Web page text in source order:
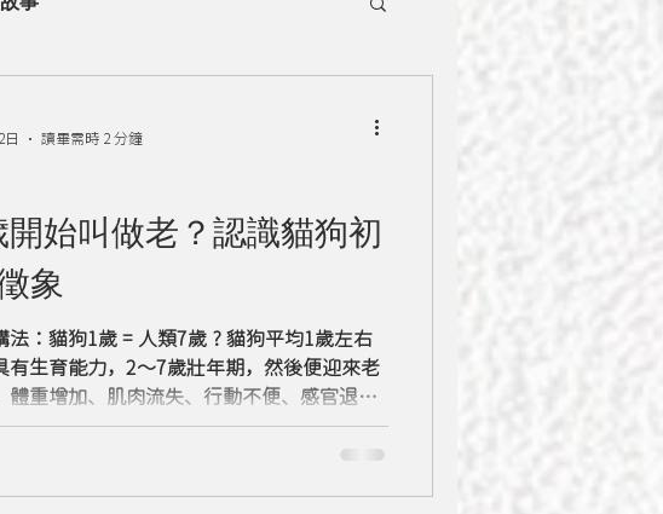
始叫做老？認識貓狗初
象
法：貓狗1歲 = 人類7歲 ? 貓狗平均1歲左右
有生育能力，2～7歲壯年期，然後便迎來老
體重增加、肌肉流失、行動不便、感官退
知能力下降等都是年老毛孩身體老化時會遇
日
讀畢需時 2 分鐘